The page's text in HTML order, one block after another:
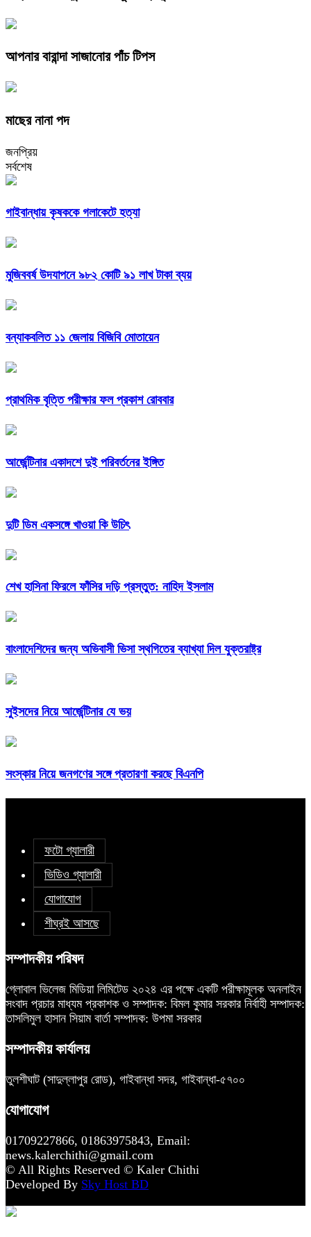
আপনার বারান্দা সাজানোর পাঁচ টিপস
মাছের নানা পদ
জনপ্রিয়
সর্বশেষ
গাইবান্ধায় কৃষককে গলাকেটে হত্যা
মুজিববর্ষ উদযাপনে ৯৮২ কোটি ৯১ লাখ টাকা ব্যয়
বন্যাকবলিত ১১ জেলায় বিজিবি মোতায়েন
প্রাথমিক বৃত্তি পরীক্ষার ফল প্রকাশ রোববার
আর্জেন্টিনার একাদশে দুই পরিবর্তনের ইঙ্গিত
দুটি ডিম একসঙ্গে খাওয়া কি উচিৎ
শেখ হাসিনা ফিরলে ফাঁসির দড়ি প্রস্তুত: নাহিদ ইসলাম
বাংলাদেশিদের জন্য অভিবাসী ভিসা স্থগিতের ব্যাখ্যা দিল যুক্তরাষ্ট্র
সুইসদের নিয়ে আর্জেন্টিনার যে ভয়
সংস্কার নিয়ে জনগণের সঙ্গে প্রতারণা করছে বিএনপি
ফটো গ্যালারী
ভিডিও গ্যালারী
যোগাযোগ
শীঘ্রই আসছে
সম্পাদকীয় পরিষদ
গ্লোবাল ভিলেজ মিডিয়া লিমিটেড ২০২৪ এর পক্ষে একটি পরীক্ষামূলক অনলাইন
সংবাদ প্রচার মাধ্যম প্রকাশক ও সম্পাদক: বিমল কুমার সরকার নির্বাহী সম্পাদক:
তাসলিমুল হাসান সিয়াম বার্তা সম্পাদক: উপমা সরকার
সম্পাদকীয় কার্যালয়
তুলশীঘাট (সাদুল্লাপুর রোড), গাইবান্ধা সদর, গাইবান্ধা-৫৭০০
যোগাযোগ
01709227866, 01863975843, Email:
news.kalerchithi@gmail.com
© All Rights Reserved © Kaler Chithi
Developed By Sky Host BD